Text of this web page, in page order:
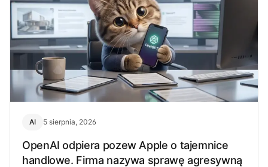
AI 5 sierpnia, 2026
OpenAI odpiera pozew Apple o tajemnice
handlowe. Firma nazywa sprawę agresywną